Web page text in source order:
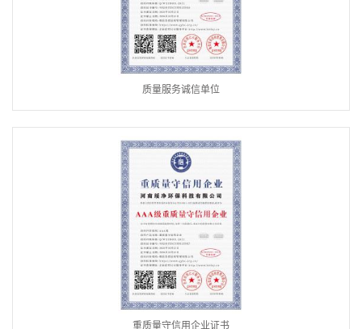
质量服务诚信单位
重质量守信用企业证书